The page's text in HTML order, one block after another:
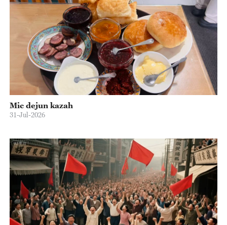
Mic dejun kazah
31-Jul-2026